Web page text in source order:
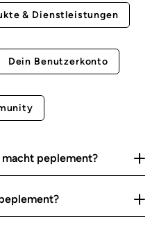
& Dienstleistungen
Dein Benutzerkonto
peplement?